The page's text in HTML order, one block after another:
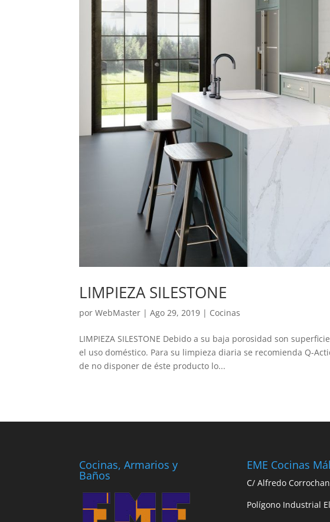
LIMPIEZA SILESTONE
porWebMaster |Ago 29, 2019 | Cocinas
LIMPIEZA SILESTONE Debido a su baja porosidad son
el uso doméstico. Para su limpieza diaria se recomienda Q-
de no disponer de éste producto lo...
Cocinas, Armarios y
Baños
EME Cocinas
C/ Alfredo
Polígono Industrial